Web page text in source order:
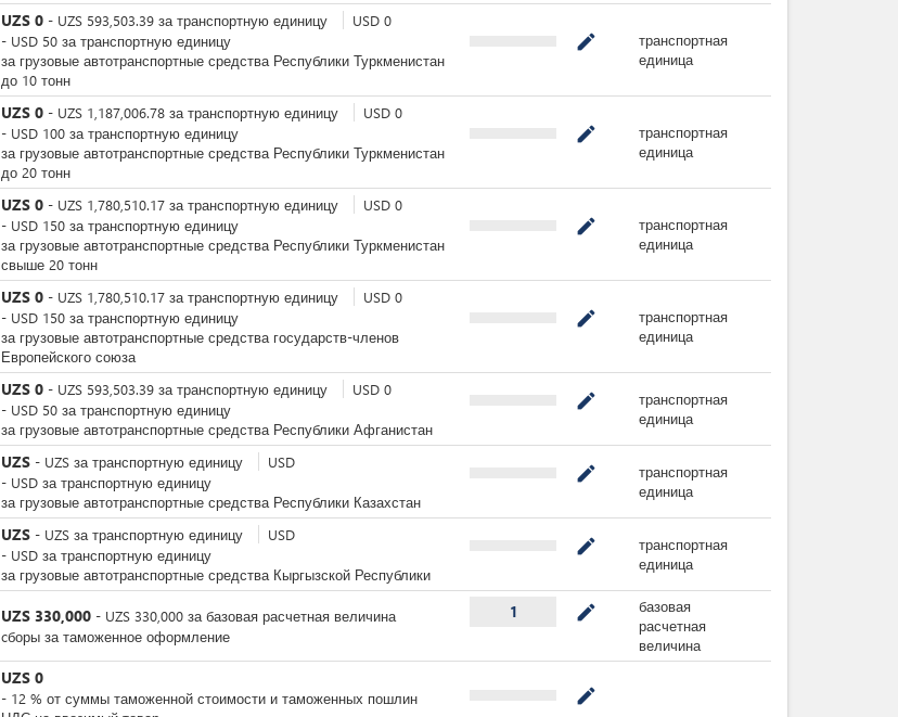
UZS 0 - UZS 593,503.39 за транспортную единицу USD 0
- USD 50 за транспортную единицу
за грузовые автотранспортные средства Республики Туркменистан
до 10 тонн
mode_edit
транспортная
единица
UZS 0 - UZS 1,187,006.78 за транспортную единицу USD 0
- USD 100 за транспортную единицу
за грузовые автотранспортные средства Республики Туркменистан
до 20 тонн
mode_edit
транспортная
единица
UZS 0 - UZS 1,780,510.17 за транспортную единицу USD 0
- USD 150 за транспортную единицу
за грузовые автотранспортные средства Республики Туркменистан
свыше 20 тонн
mode_edit
транспортная
единица
UZS 0 - UZS 1,780,510.17 за транспортную единицу USD 0
- USD 150 за транспортную единицу
за грузовые автотранспортные средства государств-членов
Европейского союза
mode_edit
транспортная
единица
UZS 0 - UZS 593,503.39 за транспортную единицу USD 0
- USD 50 за транспортную единицу
за грузовые автотранспортные средства Республики Афганистан
mode_edit
транспортная
единица
UZS - UZS за транспортную единицу
USD
- USD за транспортную единицу
за грузовые автотранспортные средства Республики Казахстан
mode_edit
транспортная
единица
UZS - UZS за транспортную единицу
USD
- USD за транспортную единицу
за грузовые автотранспортные средства Кыргызской Республики
mode_edit
транспортная
единица
UZS 330,000 - UZS 330,000 за базовая расчетная величина
cборы за таможенное оформление
1 mode_edit
базовая
расчетная
величина
UZS 0
- 12 % от суммы таможенной стоимости и таможенных пошлин
mode_edit